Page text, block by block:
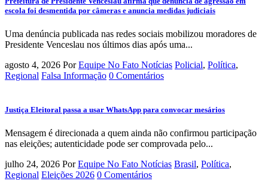
escola foi desmentida por câmeras e anuncia medidas judiciais
Uma denúncia publicada nas redes sociais mobilizou moradores de
Presidente Venceslau nos últimos dias após uma...
agosto 4, 2026 Por Equipe No Fato Notícias Policial, Política,
Regional Falsa Informação 0 Comentários
Justiça Eleitoral passa a usar WhatsApp para convocar mesários
Mensagem é direcionada a quem ainda não confirmou participação
nas eleições; autenticidade pode ser comprovada pelo...
julho 24, 2026 Por Equipe No Fato Notícias Brasil, Política,
Regional Eleições 2026 0 Comentários